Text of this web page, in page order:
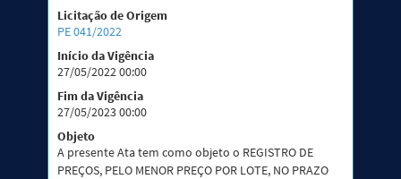
Licitação de Origem
PE 041/2022
Início da Vigência
27/05/2022 00:00
Fim da Vigência
27/05/2023 00:00
Objeto
A presente Ata tem como objeto o REGISTRO DE
PREÇOS, PELO MENOR PREÇO POR LOTE, NO PRAZO